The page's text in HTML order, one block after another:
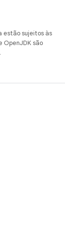
estão sujeitos às
OpenJDK são